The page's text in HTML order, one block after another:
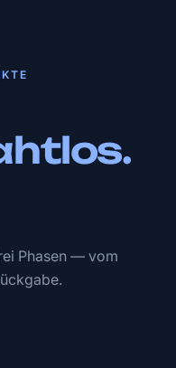
Phasen — vom